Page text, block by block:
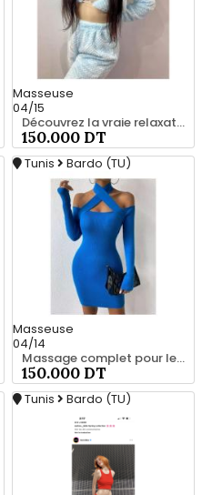
Masseuse
04/15
Découvrez la vraie relaxation pour les hommes srd à bardo 55066248
150.000 DT
Tunis Bardo (TU)
Masseuse
04/14
Massage complet pour les hommes srd à bardo 56066248
150.000 DT
Tunis Bardo (TU)